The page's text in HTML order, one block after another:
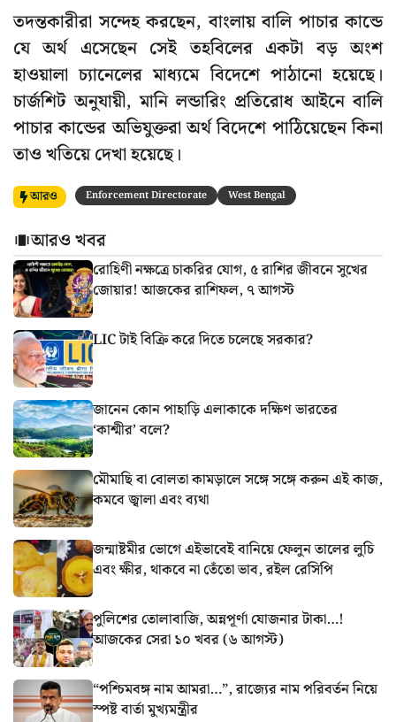
তদন্তকারীরা সন্দেহ করছেন, বাংলায় বালি পাচার কান্ডে
যে অর্থ এসেছেন সেই তহবিলের একটা বড় অংশ
হাওয়ালা চ্যানেলের মাধ্যমে বিদেশে পাঠানো হয়েছে।
চার্জশিট অনুযায়ী, মানি লন্ডারিং প্রতিরোধ আইনে বালি
পাচার কান্ডের অভিযুক্তরা অর্থ বিদেশে পাঠিয়েছেন কিনা
তাও খতিয়ে দেখা হয়েছে।
আরও Enforcement Directorate West Bengal
আরও খবর
রোহিণী নক্ষত্রে চাকরির যোগ, ৫ রাশির জীবনে সুখের
জোয়ার! আজকের রাশিফল, ৭ আগস্ট
LIC টাই বিক্রি করে দিতে চলেছে সরকার?
জানেন কোন পাহাড়ি এলাকাকে দক্ষিণ ভারতের
‘কাশ্মীর’ বলে?
মৌমাছি বা বোলতা কামড়ালে সঙ্গে সঙ্গে করুন এই কাজ,
কমবে জ্বালা এবং ব্যথা
জন্মাষ্টমীর ভোগে এইভাবেই বানিয়ে ফেলুন তালের লুচি
এবং ক্ষীর, থাকবে না তেঁতো ভাব, রইল রেসিপি
পুলিশের তোলাবাজি, অন্নপূর্ণা যোজনার টাকা…!
আজকের সেরা ১০ খবর (৬ আগস্ট)
“পশ্চিমবঙ্গ নাম আমরা…”, রাজ্যের নাম পরিবর্তন নিয়ে
স্পষ্ট বার্তা মুখ্যমন্ত্রীর